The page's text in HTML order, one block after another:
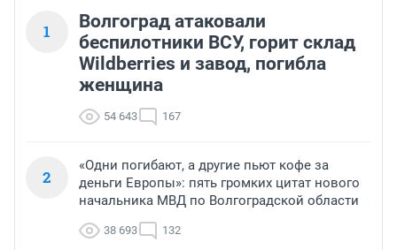
1
Волгоград атаковали
беспилотники ВСУ, горит склад
Wildberries и завод, погибла
женщина
54 643 167
2
«Одни погибают, а другие пьют кофе за
деньги Европы»: пять громких цитат нового
начальника МВД по Волгоградской области
38 693 132